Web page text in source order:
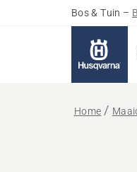
Bos & Tuin –
Home